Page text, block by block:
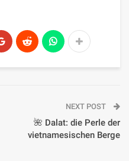
NEXT POST
🌺 Dalat: die Perle der
vietnamesischen Berge